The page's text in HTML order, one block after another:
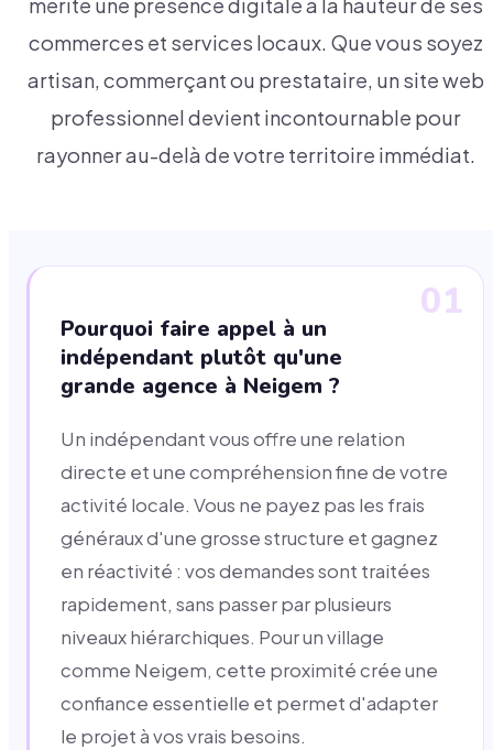
mérite une présence digitale à la hauteur de ses
commerces et services locaux. Que vous soyez
artisan, commerçant ou prestataire, un site web
professionnel devient incontournable pour
rayonner au-delà de votre territoire immédiat.
01
Pourquoi faire appel à un
indépendant plutôt qu'une
grande agence à Neigem ?
Un indépendant vous offre une relation
directe et une compréhension fine de votre
activité locale. Vous ne payez pas les frais
généraux d'une grosse structure et gagnez
en réactivité : vos demandes sont traitées
rapidement, sans passer par plusieurs
niveaux hiérarchiques. Pour un village
comme Neigem, cette proximité crée une
confiance essentielle et permet d'adapter
le projet à vos vrais besoins.